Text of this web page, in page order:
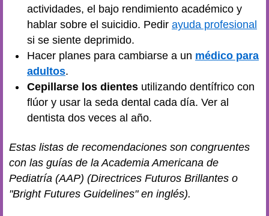
actividades, el bajo rendimiento académico y
hablar sobre el suicidio. Pedir ayuda profesional
si se siente deprimido.
Hacer planes para cambiarse a un médico para
adultos.
Cepillarse los dientes utilizando dentífrico con
flúor y usar la seda dental cada día. Ver al
dentista dos veces al año.
Estas listas de recomendaciones son congruentes
con las guías de la Academia Americana de
Pediatría (AAP) (Directrices Futuros Brillantes o
"Bright Futures Guidelines" en inglés).